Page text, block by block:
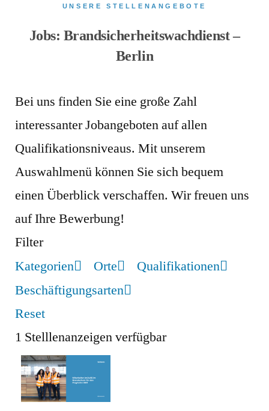
UNSERE STELLENANGEBOTE
Jobs: Brandsicherheitswachdienst –
Berlin
Bei uns finden Sie eine große Zahl
interessanter Jobangeboten auf allen
Qualifikationsniveaus. Mit unserem
Auswahlmenü können Sie sich bequem
einen Überblick verschaffen. Wir freuen uns
auf Ihre Bewerbung!
Filter
Kategorien
Orte
Qualifikationen
Beschäftigungsarten
Reset
1 Stelllenanzeigen verfügbar